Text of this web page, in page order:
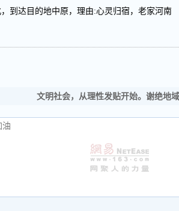
到达目的地中原，理由:心灵归宿，老家河南
文明社会，从理性发贴开始。谢绝地